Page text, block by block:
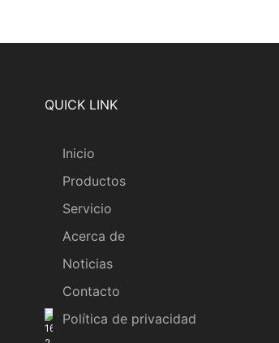
QUICK LINK
Inicio
Productos
Servicio
Acerca de
Noticias
Contacto
Política de privacidad